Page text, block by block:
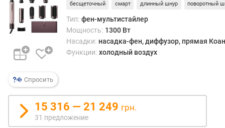
ш
у
м
(
д
)
и
Спросить
бесщеточный смарт длинный шнур поворотный
Тип: фен-мультистайлер
Мощность: 1300 Вт
Насадки: насадка-фен, диффузор, прямая
Функции: холодный воздух
15 316 — 21 249 грн.
31 предложение